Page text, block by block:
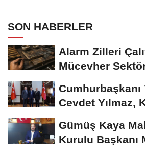
SON HABERLER
Alarm Zilleri
Mücevher
Cumhurbaşkanı
Cevdet Yılmaz,
Gümüş Kaya
Kurulu Başkanı